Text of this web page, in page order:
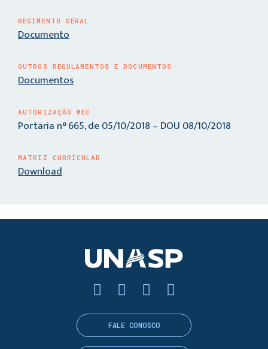
REGIMENTO GERAL
Documento
OUTROS REGULAMENTOS E DOCUMENTOS
Documentos
AUTORIZAÇÃO MEC
Portaria n° 665, de 05/10/2018 – DOU 08/10/2018
MATRIZ CURRICULAR
Download
FALE CONOSCO